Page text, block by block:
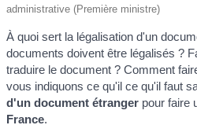
administrative (Première ministre)
À quoi sert la légalisation d'un
documents doivent être légalisés ?
traduire le document ? Comment
vous indiquons ce qu'il ce qu'il faut
d'un document étranger pour faire
France.